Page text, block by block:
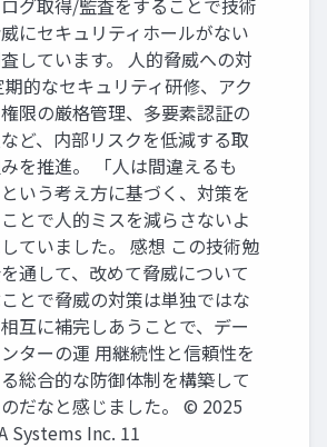
にセキュリティホールがない
しています。 人的脅威への対
期的なセキュリティ研修、アク
限の厳格管理、多要素認証の
ど、内部リスクを低減する取
を推進。 「人は間違えるも
いう考え方に基づく、対策を
とで人的ミスを減らさないよ
ていました。 感想 この技術勉
通して、改めて脅威について
とで脅威の対策は単独ではな
互に補完しあうことで、デー
ターの運 用継続性と信頼性を
総合的な防御体制を構築して
だなと感じました。 © 2025
Systems Inc. 11